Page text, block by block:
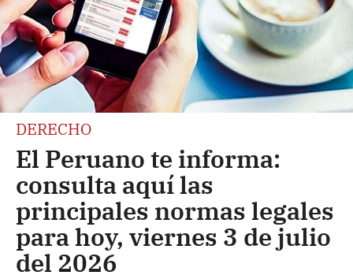
DERECHO
El Peruano te informa:
consulta aquí las
principales normas legales
para hoy, viernes 3 de julio
del 2026